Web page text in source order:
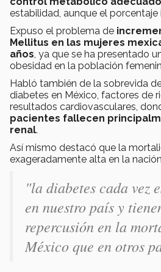
estabilidad, aunque el porcentaje
Expuso el problema de
Mellitus en las mujeres
años, ya que se ha presentado
obesidad en la población
Habló también de la sobrevida
diabetes en México, factores de
resultados cardiovasculares,
pacientes fallecen
renal.
Así mismo destacó que la
exageradamente alta en la
"la diabetes cada vez
en nuestro país y
repercusión en la
México que en otros